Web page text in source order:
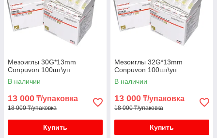
Мезоиглы 30G*13mm
Conpuvon 100шт\уп
В наличии
13 000 ₸/упаковка
18 000 ₸/упаковка
Купить
Мезоиглы 32G*13mm
Conpuvon 100шт\уп
В наличии
13 000 ₸/упаковка
18 000 ₸/упаковка
Купить